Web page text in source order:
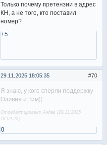
Только почему претензии в адрес
КН, а не того, кто поставил
номер?
+5
70
29.11.2025 18:05:35
Я знаю, у кого сперли поддержку
Оливия и Тим))
Отредактировано Андав (29.11.2025
18:09:22)
0